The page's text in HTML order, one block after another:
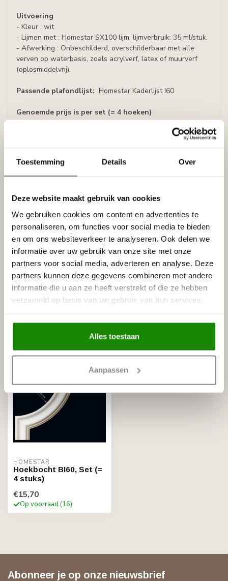
Toestemming Details Over
Deze website maakt gebruik van cookies
We gebruiken cookies om content en advertenties te
personaliseren, om functies voor social media te bieden
en om ons websiteverkeer te analyseren. Ook delen we
informatie over uw gebruik van onze site met onze
partners voor social media, adverteren en analyse. Deze
partners kunnen deze gegevens combineren met andere
informatie die u aan ze heeft verstrekt of die ze hebben
verzameld op basis van uw gebruik van hun services.
Alles toestaan
Aanpassen
Uitvoering
- Kleur : wit
- Lijmen met : Homestar SX100 lijm, lijmverbruik: 35 ml/stuk.
- Afwerking : Onbeschilderd, overschilderbaar met alle
verven op waterbasis, zoals acrylverf, latex of muurverf
(oplosmiddelvrij).
Passende plafondlijst: Homestar Kaderlijst I60
Genoemde prijs is per set (= 4 hoeken)
Tags
Gerelateerde producten
HOMESTAR
Homestar I60 Kaderlijst (60 mm),
lengte 2 m
Op voorraad
€5,50
HOMESTAR
Homestar Lijmkoker SX100 (490
Op voorraad
€8,95
HOMESTAR
Hoekbocht BI60, Set (=
4 stuks)
€15,70
Op voorraad (16)
Abonneer je op onze nieuwsbrief